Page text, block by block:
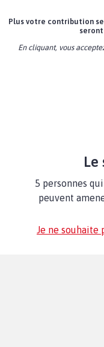
Plus votre contribution
En cliquant, vous
Le
5 personnes
peuvent
Je ne souhaite